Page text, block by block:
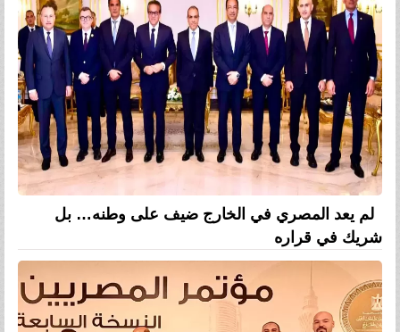
لم يعد المصري في الخارج ضيف على وطنه… بل
شريك في قراره